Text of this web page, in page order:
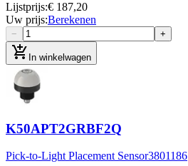
Lijstprijs:€ 187,20
Uw prijs:Berekenen
− +
add_shopping_cart In winkelwagen
K50APT2GRBF2Q
Pick-to-Light Placement Sensor3801186